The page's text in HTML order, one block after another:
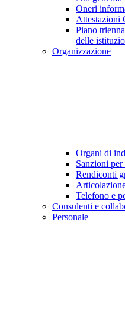
Oneri
Attestazioni
Piano
delle
Organizzazione
Organi di
Sanzioni
Rendiconti
Telefono e
Consulenti e
Personale